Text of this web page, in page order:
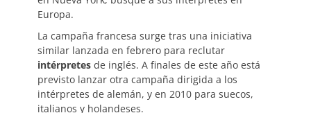
Europa.
La campaña francesa surge tras una iniciativa
similar lanzada en febrero para reclutar
intérpretes de inglés. A finales de este año está
previsto lanzar otra campaña dirigida a los
intérpretes de alemán, y en 2010 para suecos,
italianos y holandeses.